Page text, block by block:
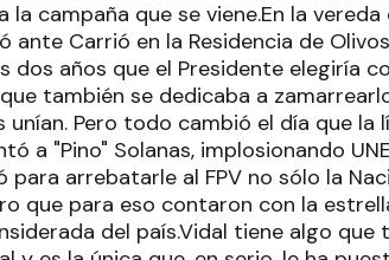
campaña que se viene.En la
ante Carrió en la Residencia de
dos años que el Presidente elegiría
también se dedicaba a
Pero todo cambió el día que la
a "Pino" Solanas, implosionando
para arrebatarle al FPV no sólo la
que para eso contaron con la
del país.Vidal tiene algo que